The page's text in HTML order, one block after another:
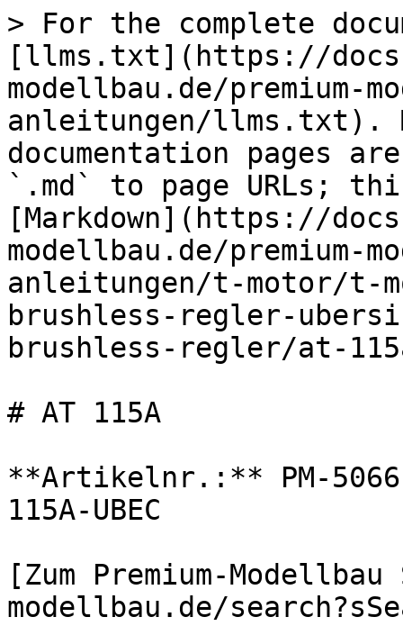
> For the complete
[llms.txt](https://
modellbau.de/premium-
anleitungen/llms.txt).
documentation pages
`.md` to page URLs;
[Markdown](https://
modellbau.de/premium-
anleitungen/t-motor/t-
brushless-regler-
brushless-regler/at-
# AT 115A
**Artikelnr.:** PM-
115A-UBEC
[Zum Premium-
modellbau.de/